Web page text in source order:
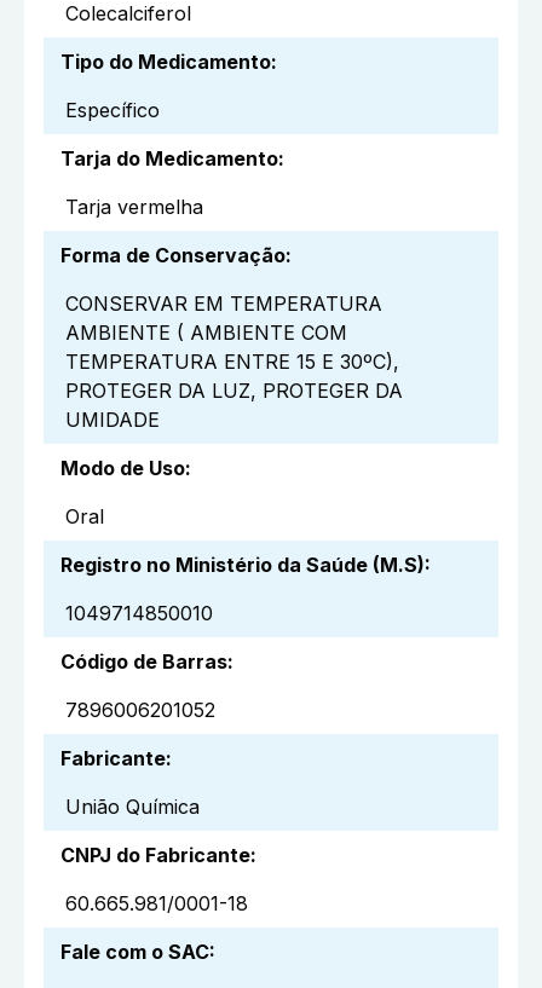
Colecalciferol
Tipo do Medicamento:
Específico
Tarja do Medicamento:
Tarja vermelha
Forma de Conservação:
CONSERVAR EM TEMPERATURA
AMBIENTE ( AMBIENTE COM
TEMPERATURA ENTRE 15 E 30ºC),
PROTEGER DA LUZ, PROTEGER DA
UMIDADE
Modo de Uso:
Oral
Registro no Ministério da Saúde (M.S):
1049714850010
Código de Barras:
7896006201052
Fabricante:
União Química
CNPJ do Fabricante:
60.665.981/0001-18
Fale com o SAC: